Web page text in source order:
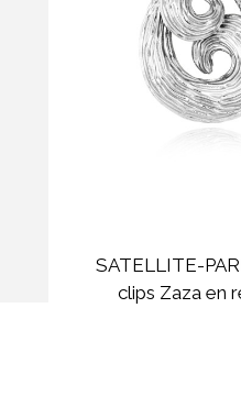
SATELLITE-
clips Zaza en